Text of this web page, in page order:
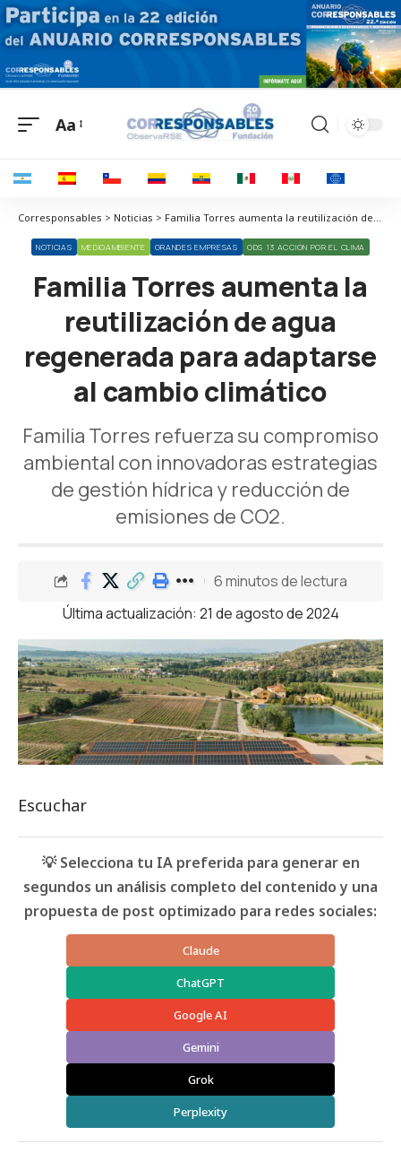
Aa
Corresponsables > Noticias > Familia Torres aumenta la reutilización de agua regenerada para adaptarse al cambio climático
NOTICIAS MEDIOAMBIENTE GRANDES EMPRESAS ODS 13 ACCIÓN POR EL CLIMA
Familia Torres aumenta la
reutilización de agua
regenerada para adaptarse
al cambio climático
Familia Torres refuerza su compromiso
ambiental con innovadoras estrategias
de gestión hídrica y reducción de
emisiones de CO2.
Última actualización: 21 de agosto de 2024
6 minutos de lectura
Escuchar
💡 Selecciona tu IA preferida para generar en
segundos un análisis completo del contenido y una
propuesta de post optimizado para redes sociales:
Claude
ChatGPT
Google AI
Gemini
Grok
Perplexity